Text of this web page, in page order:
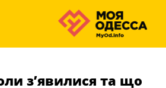
з’явилися та що